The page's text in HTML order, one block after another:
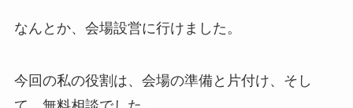
なんとか、会場設営に行けました。
今回の私の役割は、会場の準備と片付け、そし